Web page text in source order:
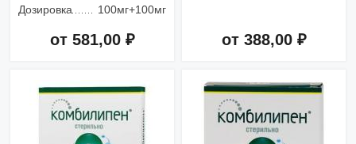
Дозировка
100мг+100мг
от 581,00 ₽ от 388,00 ₽